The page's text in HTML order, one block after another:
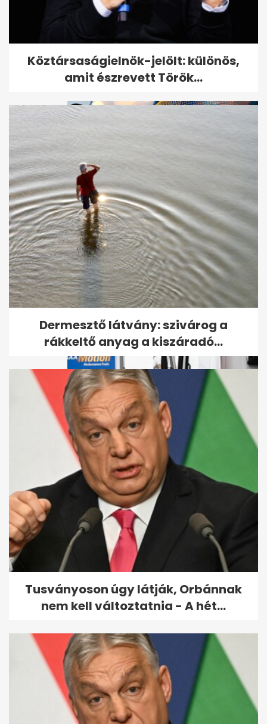
Megszökött a több száz állatot
brutálisan megkínzó nő
Kiderült, hogyan végzett
gyilkosa a Budapesten eltűnt
amerikai...
Egy hétig országos rendőrségi
ellenőrzést tartanak a
közutakon
Köztársaságielnök-jelölt: különös,
amit észrevett Török...
Dermesztő látvány: szivárog a
rákkeltő anyag a kiszáradó...
Tusványoson úgy látják, Orbánnak
nem kell változtatnia - A hét...